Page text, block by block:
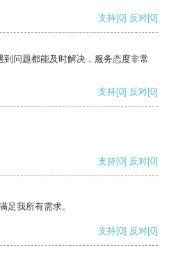
支持[0] 反对[0]
问题都能及时解决，服务态度非常
支持[0] 反对[0]
支持[0] 反对[0]
足我所有需求。
支持[0] 反对[0]